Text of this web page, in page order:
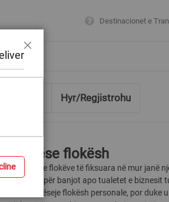
Destinacionet e
Këshilla Hyr/Regjistrohu
Tharëse flokësh
Tharëset e flokëve të fiksuara në mur janë
vlefshëm për banjot apo tualetet e biznesit
e një tharëseje flokësh personale, por